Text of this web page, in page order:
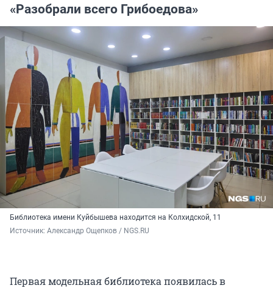
«Разобрали всего Грибоедова»
Библиотека имени Куйбышева находится на Колхидской, 11
Источник: Александр Ощепков / NGS.RU
Первая модельная библиотека появилась в